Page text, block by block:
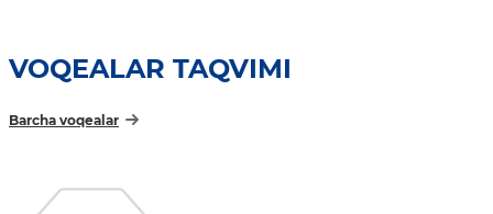
VOQEALAR TAQVIMI
Barcha voqealar